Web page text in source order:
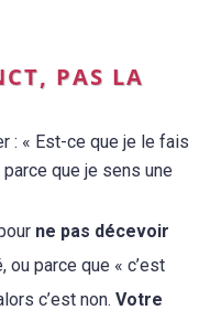
PAS LA
: « Est-ce que je le fais
parce que je sens une
ne pas décevoir
ou parce que « c’est
c’est non. Votre